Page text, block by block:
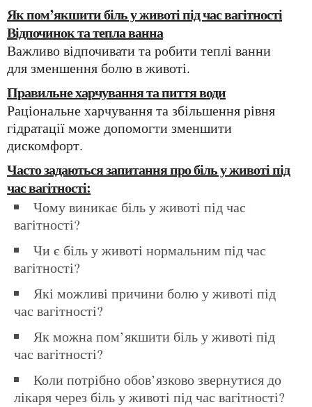
Як пом’якшити біль у животі під час вагітності
Відпочинок та тепла ванна
Важливо відпочивати та робити теплі ванни
для зменшення болю в животі.
Правильне харчування та пиття води
Раціональне харчування та збільшення рівня
гідратації може допомогти зменшити
дискомфорт.
Часто задаються запитання про біль у животі під
час вагітності:
Чому виникає біль у животі під час
вагітності?
Чи є біль у животі нормальним під час
вагітності?
Які можливі причини болю у животі під
час вагітності?
Як можна пом’якшити біль у животі під
час вагітності?
Коли потрібно обов’язково звернутися до
лікаря через біль у животі під час вагітності?